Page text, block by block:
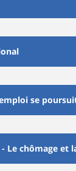
se
Le chômage et